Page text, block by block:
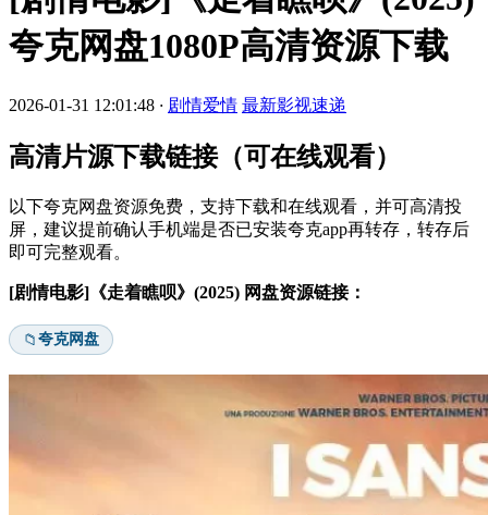
夸克网盘1080P高清资源下载
2026-01-31 12:01:48 · 剧情爱情 最新影视速递
高清片源下载链接（可在线观看）
以下夸克网盘资源免费，支持下载和在线观看，并可高清投
屏，建议提前确认手机端是否已安装夸克app再转存，转存后
即可完整观看。
[剧情电影]《走着瞧呗》(2025) 网盘资源链接：
📁夸克网盘